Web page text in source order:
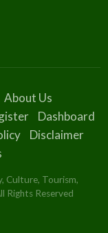
About Us
Dashboard
Disclaimer
Culture, Tourism,
Rights Reserved